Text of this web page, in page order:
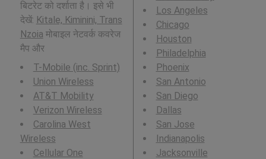
बिटरेट को दर्शाता है। इसे भी
देखें: Kitale, Kiminini, Trans
Nzoia मोबाइल नेटवर्क कवरेज
मैप और
T-Mobile (inc. Sprint)
Union Wireless
AT&T Mobility
Verizon Wireless
Carolina West
Wireless
Cellular One
Los Angeles
Chicago
Houston
Philadelphia
Phoenix
San Antonio
San Diego
Dallas
San Jose
Indianapolis
Jacksonville